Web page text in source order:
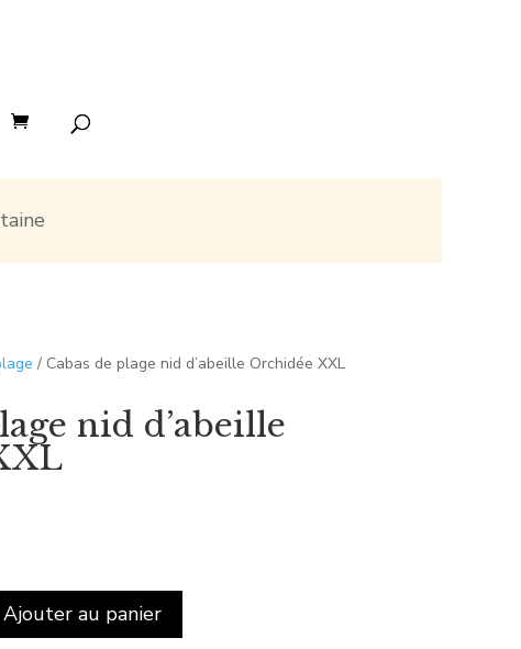
/ Cabas de plage nid d’abeille Orchidée XXL
nid d’abeille
Ajouter au panier